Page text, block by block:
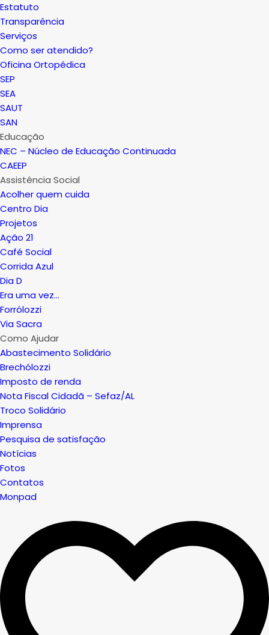
Estatuto
Transparência
Serviços
Como ser atendido?
Oficina Ortopédica
SEP
SEA
SAUT
SAN
Educação
NEC – Núcleo de Educação Continuada
CAEEP
Assistência Social
Acolher quem cuida
Centro Dia
Projetos
Ação 21
Café Social
Corrida Azul
Dia D
Era uma vez…
Forrólozzi
Via Sacra
Como Ajudar
Abastecimento Solidário
Brechólozzi
Imposto de renda
Nota Fiscal Cidadã – Sefaz/AL
Troco Solidário
Imprensa
Pesquisa de satisfação
Notícias
Fotos
Contatos
Monpad